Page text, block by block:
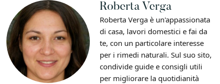
Roberta Verga
Roberta Verga è un'appassionata
di casa, lavori domestici e fai da
te, con un particolare interesse
per i rimedi naturali. Sul suo sito,
condivide guide e consigli utili
per migliorare la quotidianità